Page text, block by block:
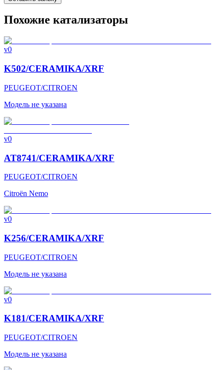
Похожие катализаторы
v0
K502/CERAMIKA/XRF
PEUGEOT/CITROEN
Модель не указана
v0
AT8741/CERAMIKA/XRF
PEUGEOT/CITROEN
Citroën Nemo
v0
K256/CERAMIKA/XRF
PEUGEOT/CITROEN
Модель не указана
v0
K181/CERAMIKA/XRF
PEUGEOT/CITROEN
Модель не указана